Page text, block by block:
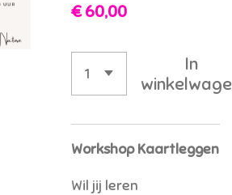
€ 60,00
In
Workshop Kaartleggen
Wil jij leren